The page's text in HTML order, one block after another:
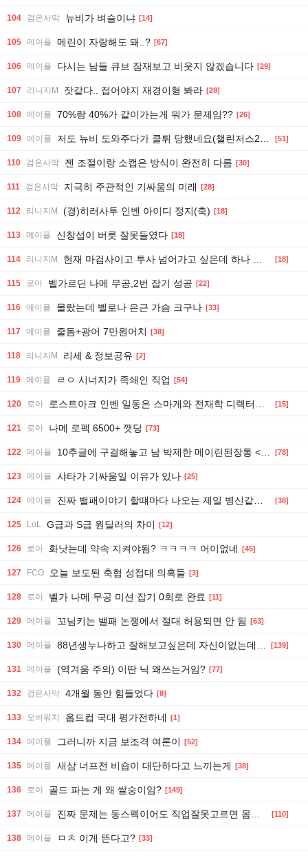
104 검은사막 뉴비가 벼슬이냐 [14]
105 메이플 메린이 자랑해도 돼..? [67]
106 메이플 다시는 남들 큐브 잠재보고 비웃지 않겠습니다 [29]
107 리니지M 잣같다.. 접어야지 재경이형 봐라 [28]
108 메이플 70%랑 40%가 같이가는게 뭐가 문제임?? [26]
109 메이플 저도 뉴비 도와주다가 클튀 당했네요(챌린저스2 클튀한 '꽃구름레테') [51]
110 검은사막 젠 조절이랑 소캡은 방식이 완전히 다름 [30]
111 검은사막 지극히 주관적인 기싸움의 미래 [28]
112 리니지M (경)히러사투 인벤 아이디 정지(축) [18]
113 메이플 신창섭이 버릇 잘못들였다 [18]
114 리니지M 현재 마검사이고 투사 넘어가고 싶은데 하나 걸리는게... [18]
115 로아 벨가르딘 나메 무공,2번 잡기 성공 [22]
116 메이플 몰랐는데 벨로나 은근 가슴 크구나 [33]
117 메이플 줄돔+광어 7만원어치 [38]
118 리니지M 리세 & 정보공유 [2]
119 메이플 ㄹㅇ 시너지가 족쇄인 직업 [54]
120 로아 로스트아크 인벤 일동은 스마게와 전재학 디렉터에게 요구합니다 [15]
121 로아 나메 로펙 6500+ 깻당 [73]
122 메이플 10추글에 구걸해놓고 남 박제한 메이린된장통 << 박제 [78]
123 메이플 샤타가 기싸움일 이유가 있나 [25]
124 메이플 진짜 밸패이야기 할떄마다 나오는 제일 병신같은논리 TOP1 [38]
125 LoL G급과 S급 원딜러의 차이 [12]
126 로아 화낫는데 약속 지켜야됨? ㅋㅋㅋㅋ 어이없네 [45]
127 FCO 오늘 보도된 축협 성접대 의혹들 [3]
128 로아 벨가 나메 무공 미션 잡기 0회로 완료 [11]
129 메이플 꼬님키는 밸패 논쟁에서 절대 허용되면 안 됨 [63]
130 메이플 88년생누나하고 잘해보고싶은데 자신이없는데어쩌지 [139]
131 메이플 (역겨움 주의) 이딴 닉 왜쓰는거임? [77]
132 검은사막 4개월 동안 힘들었다 [8]
133 오버워치 옵드컵 국대 평가전하네 [1]
134 메이플 그러니까 지금 보조격 여론이 [52]
135 메이플 새삼 너프전 비숍이 대단하다고 느끼는게 [38]
136 로아 골드 파는 게 왜 쌀숭이임? [149]
137 메이플 진짜 문제는 동스펙이어도 직업잘못고르면 몸숍을 데려가야하는 밸런스아닐까... [110]
138 메이플 ㅁㅊ 이게 뜬다고? [33]